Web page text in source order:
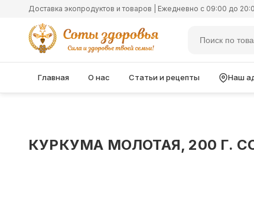
Доставка экопродуктов и товаров | Ежедневно с 09:00 до
Главная О нас Статьи и рецепты Наш
КУРКУМА МОЛОТАЯ, 200 Г.